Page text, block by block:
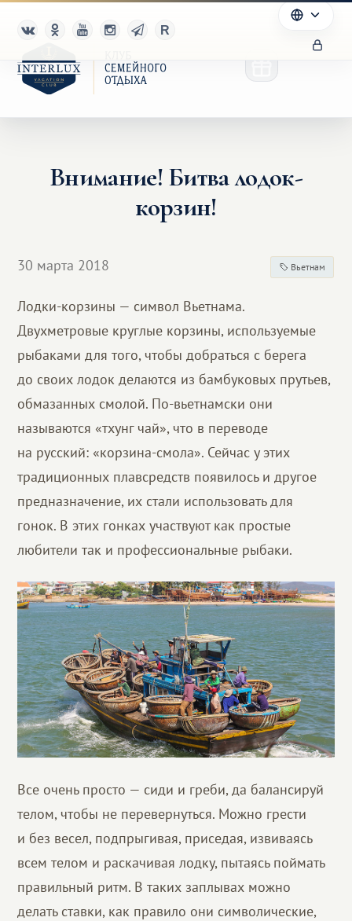
Клуб
Преимущества
Партнерам
Внимание! Битва лодок-
корзин!
30 марта 2018 Вьетнам
Лодки-корзины — символ Вьетнама.
Двухметровые круглые корзины, используемые
рыбаками для того, чтобы добраться с берега
до своих лодок делаются из бамбуковых прутьев,
обмазанных смолой. По-вьетнамски они
называются «тхунг чай», что в переводе
на русский: «корзина-смола». Сейчас у этих
традиционных плавсредств появилось и другое
предназначение, их стали использовать для
гонок. В этих гонках участвуют как простые
любители так и профессиональные рыбаки.
Все очень просто — сиди и греби, да балансируй
телом, чтобы не перевернуться. Можно грести
и без весел, подпрыгивая, приседая, извиваясь
всем телом и раскачивая лодку, пытаясь поймать
правильный ритм. В таких заплывах можно
делать ставки, как правило они символические,